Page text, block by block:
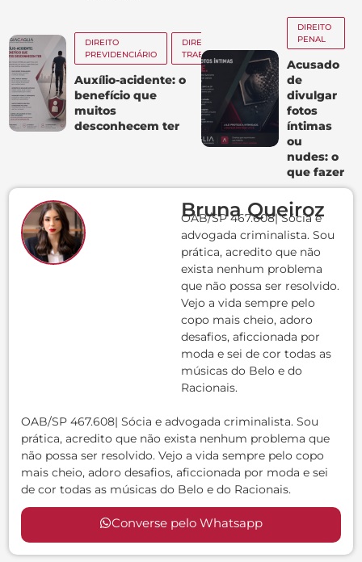
Bruna Queiroz
OAB/SP 467.608| Sócia e
advogada criminalista. Sou
prática, acredito que não
exista nenhum problema
que não possa ser resolvido.
Vejo a vida sempre pelo
copo mais cheio, adoro
desafios, aficcionada por
moda e sei de cor todas as
músicas do Belo e do
Racionais.
OAB/SP 467.608| Sócia e advogada criminalista. Sou
prática, acredito que não exista nenhum problema que
não possa ser resolvido. Vejo a vida sempre pelo copo
mais cheio, adoro desafios, aficcionada por moda e sei
de cor todas as músicas do Belo e do Racionais.
Converse pelo Whatsapp
DIREITO
PREVIDENCIÁRIO
DIREITO
TRABALHISTA
Auxílio-acidente: o
benefício que
muitos
desconhecem ter
DIREITO
PENAL
Acusado
de
divulgar
fotos
íntimas
ou
nudes: o
que fazer